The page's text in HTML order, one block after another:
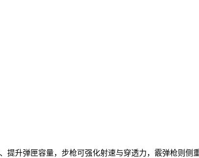
提升弹匣容量，步枪可强化射速与穿透力，霰弹枪则侧